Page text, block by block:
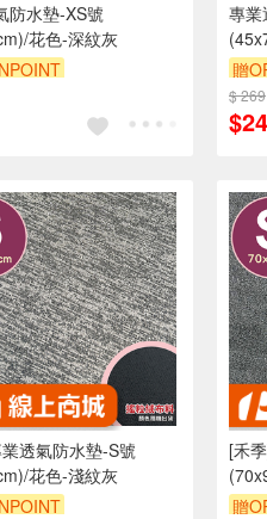
防水墊-XS號
花色-深紋灰
2000 元折抵 100元
算在 2000 元的範圍
專業
贈
（
$ 269
透氣防水墊-S號
花色-淺紋灰
[禾
贈